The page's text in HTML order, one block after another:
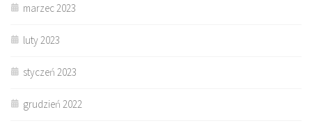
marzec 2023
luty 2023
styczeń 2023
grudzień 2022